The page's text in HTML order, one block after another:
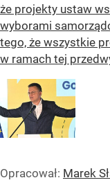
że projekty ustaw
wyborami
tego, że wszystkie
w ramach tej
Opracował: Marek